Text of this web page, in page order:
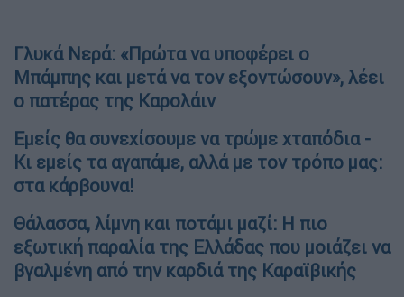
Γλυκά Νερά: «Πρώτα να υποφέρει ο
Μπάμπης και μετά να τον εξοντώσουν», λέει
ο πατέρας της Καρολάιν
Εμείς θα συνεχίσουμε να τρώμε χταπόδια -
Κι εμείς τα αγαπάμε, αλλά με τον τρόπο μας:
στα κάρβουνα!
Θάλασσα, λίμνη και ποτάμι μαζί: Η πιο
εξωτική παραλία της Ελλάδας που μοιάζει να
βγαλμένη από την καρδιά της Καραϊβικής